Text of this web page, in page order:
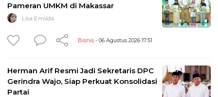
Pameran UMKM di Makassar
Lisa Emilda
Bisnis - 06 Agustus 2026 17:51
Herman Arif Resmi Jadi Sekretaris DPC
Gerindra Wajo, Siap Perkuat Konsolidasi
Partai